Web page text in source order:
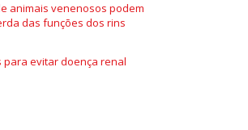
animais venenosos podem
das funções dos rins
para evitar doença renal